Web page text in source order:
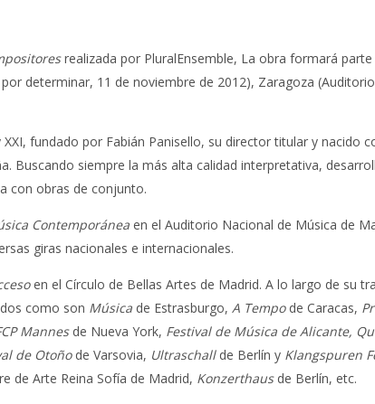
realizada por PluralEnsemble, La obra formará
determinar, 11 de noviembre de 2012), Zaragoza
fundado por Fabián Panisello, su director titular y nacido
Buscando siempre la más alta calidad interpretativa,
con obras de conjunto.
Contemporánea en el Auditorio Nacional de Música de
giras nacionales e internacionales.
en el Círculo de Bellas Artes de Madrid. A lo largo de su
como son Música de Estrasburgo, A Tempode Caracas,
Mannesde Nueva York, Festival de Música de Alicante,
de Otoñode Varsovia, Ultraschallde Berlín y Klangspuren
de Arte Reina Sofía de Madrid, Konzerthausde Berlín, etc.